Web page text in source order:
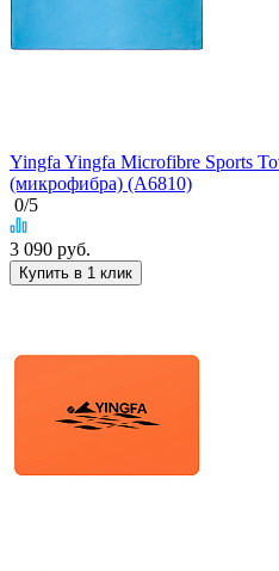
Yingfa Yingfa Microfibre Sports
(микрофибра) (A6810)
0/5
3 090 руб.
Купить в 1 клик